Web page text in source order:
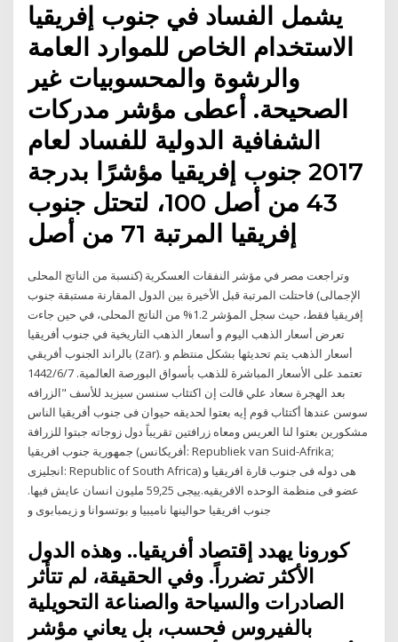
يشمل الفساد في جنوب إفريقيا
الاستخدام الخاص للموارد العامة
والرشوة والمحسوبيات غير
الصحيحة. أعطى مؤشر مدركات
الشفافية الدولية للفساد لعام
2017 جنوب إفريقيا مؤشرًا بدرجة
43 من أصل 100، لتحتل جنوب
إفريقيا المرتبة 71 من أصل
وتراجعت مصر في مؤشر النفقات العسكرية (كنسبة من الناتج المحلى
الإجمالى) فاحتلت المرتبة قبل الأخيرة بين الدول المقارنة مستبقة جنوب
إفريقيا فقط، حيث سجل المؤشر 1.2% من الناتج المحلى، في حين جاءت
تعرض أسعار الذهب اليوم و أسعار الذهب التاريخية في جنوب أفريقيا
بالراند الجنوب أفريقي (zar). أسعار الذهب يتم تحديثها بشكل منتظم و
تعتمد على الأسعار المباشرة للذهب بأسواق البورصة العالمية. 7‏‏/6‏‏/1442
بعد الهجرة سعاد علي قالت إن اكتئاب سنسن سيزيد للأسف "الزرافه
سوسن عندها أكتئاب قوم إيه بعتوا لحديقه حيوان فى جنوب أفريقيا الناس
مشكورين بعتوا لنا العريس ومعاه زرافتين تقريباً دول زوجاته جبتوا للزرافة
جمهورية جنوب افريقيا (أفريكانس: Republiek van Suid-Afrika;
انجليزى: Republic of South Africa) هى دوله فى جنوب قارة افريقيا و
عضو فى منظمة الوحده الافريقيه.ييجى 59,25 مليون انسان عايش فيها.
جنوب افريقيا حوالينها ناميبيا و بوتسوانا و زيمبابوى و
كورونا يهدد إقتصاد أفريقيا.. وهذه الدول
الأكثر تضرراً. وفي الحقيقة، لم تتأثر
الصادرات والسياحة والصناعة التحويلية
بالفيروس فحسب، بل يعاني مؤشر